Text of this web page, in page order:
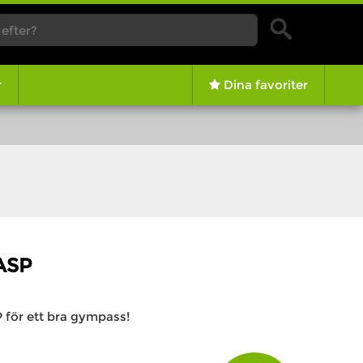
Dina favoriter
för ett bra gympass!